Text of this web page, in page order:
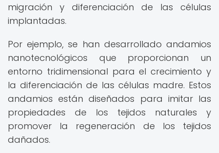
migración y diferenciación de las células
implantadas.
Por ejemplo, se han desarrollado andamios
nanotecnológicos que proporcionan un
entorno tridimensional para el crecimiento y
la diferenciación de las células madre. Estos
andamios están diseñados para imitar las
propiedades de los tejidos naturales y
promover la regeneración de los tejidos
dañados.